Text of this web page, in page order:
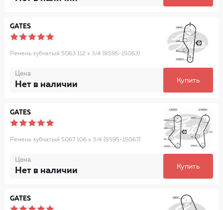
GATES
Ремень зубчатый 5063 112 x 3/4 (8595-15063)
Цена
Нет в наличии Купить
GATES
Ремень зубчатый 5067 106 x 3/4 (8595-15067)
Цена
Нет в наличии Купить
GATES